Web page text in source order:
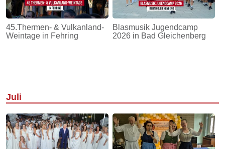
45.Thermen- & Vulkanland-
Weintage in Fehring
Blasmusik Jugendcamp
2026 in Bad Gleichenberg
Juli